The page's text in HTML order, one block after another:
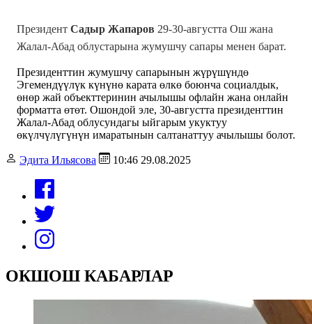
Президент Садыр Жапаров 29-30-августта Ош жана
Жалал-Абад облустарына жумушчу сапары менен барат.
Президенттин жумушчу сапарынын жүрүшүндө
Эгемендүүлүк күнүнө карата өлкө боюнча социалдык,
өнөр жай объекттеринин ачылышы офлайн жана онлайн
форматта өтөт. Ошондой эле, 30-августта президенттин
Жалал-Абад облусундагы ыйгарым укуктуу
өкүлчүлүгүнүн имаратынын салтанаттуу ачылышы болот.
Эдита Ильясова 10:46 29.08.2025
ОКШОШ КАБАРЛАР